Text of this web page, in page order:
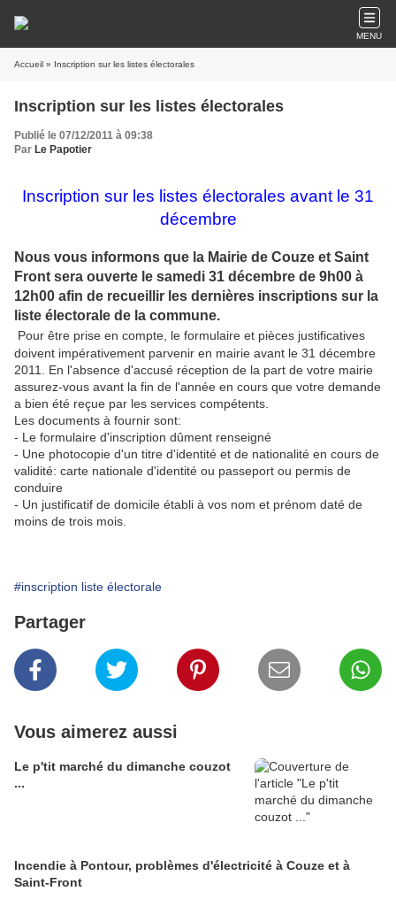
MENU
Accueil » Inscription sur les listes électorales
Inscription sur les listes électorales
Publié le 07/12/2011 à 09:38
Par Le Papotier
Inscription sur les listes électorales avant le 31
décembre
Nous vous informons que la Mairie de Couze et Saint
Front sera ouverte le samedi 31 décembre de 9h00 à
12h00 afin de recueillir les dernières inscriptions sur la
liste électorale de la commune.
Pour être prise en compte, le formulaire et pièces justificatives
doivent impérativement parvenir en mairie avant le 31 décembre
2011. En l'absence d'accusé réception de la part de votre mairie
assurez-vous avant la fin de l'année en cours que votre demande
a bien été reçue par les services compétents.
Les documents à fournir sont:
- Le formulaire d'inscription dûment renseigné
- Une photocopie d'un titre d'identité et de nationalité en cours de
validité: carte nationale d'identité ou passeport ou permis de
conduire
- Un justificatif de domicile établi à vos nom et prénom daté de
moins de trois mois.
#inscription liste électorale
Partager
Vous aimerez aussi
Le p'tit marché du dimanche couzot
...
Incendie à Pontour, problèmes d'électricité à Couze et à
Saint-Front